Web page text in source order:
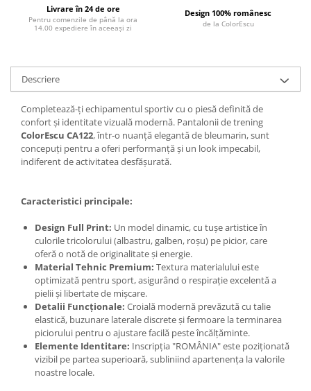
Livrare în 24 de ore
Pentru comenzile de până la ora
14.00 expediere în aceeași zi
Design 100% românesc
de la ColorEscu
Descriere
Completează-ți echipamentul sportiv cu o piesă definită de
confort și identitate vizuală modernă. Pantalonii de trening
ColorEscu CA122, într-o nuanță elegantă de bleumarin, sunt
concepuți pentru a oferi performanță și un look impecabil,
indiferent de activitatea desfășurată.
Caracteristici principale:
Design Full Print: Un model dinamic, cu tușe artistice în
culorile tricolorului (albastru, galben, roșu) pe picior, care
oferă o notă de originalitate și energie.
Material Tehnic Premium: Textura materialului este
optimizată pentru sport, asigurând o respirație excelentă a
pielii și libertate de mișcare.
Detalii Funcționale: Croială modernă prevăzută cu talie
elastică, buzunare laterale discrete și fermoare la terminarea
piciorului pentru o ajustare facilă peste încălțăminte.
Elemente Identitare: Inscripția "ROMÂNIA" este poziționată
vizibil pe partea superioară, subliniind apartenența la valorile
noastre locale.